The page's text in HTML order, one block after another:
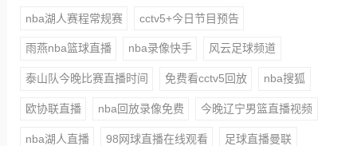
nba湖人赛程常规赛 cctv5+今日节目预告
雨燕nba篮球直播 nba录像快手 风云足球频道
泰山队今晚比赛直播时间 免费看cctv5回放 nba搜狐
欧协联直播 nba回放录像免费 今晚辽宁男篮直播视频
nba湖人直播 98网球直播在线观看 足球直播曼联